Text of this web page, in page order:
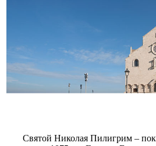
Святой Николая Пилигрим –